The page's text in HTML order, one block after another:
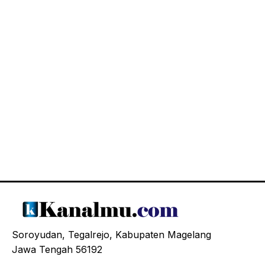
Soroyudan, Tegalrejo, Kabupaten Magelang
Jawa Tengah 56192